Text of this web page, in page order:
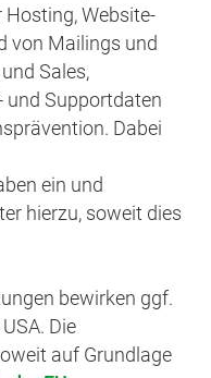
Website-
von Mailings und
Sales,
und Supportdaten
Dabei
ein und
hierzu, soweit dies
bewirken ggf.
Die
auf Grundlage